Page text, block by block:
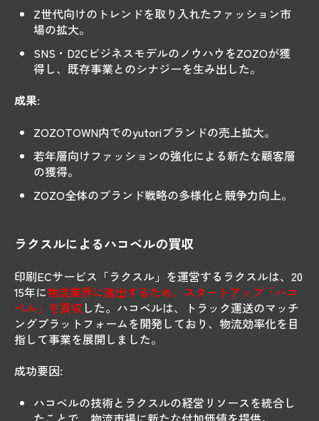
Z世代向けのトレンドを取り入れたファッション市
場の拡大。
SNS・D2CビジネスモデルのノウハウをZOZOが獲
得し、既存事業とのシナジーを生み出した。
成果:
ZOZOTOWN内でのyutoriブランドの売上拡大。
若年層向けファッションの強化による新たな顧客層
の獲得。
ZOZO全体のブランド戦略の多様化と競争力向上。
ラクスルによるハコベルの買収
印刷ECサービス「ラクスル」を運営するラクスルは、20
15年に物流業界に進出するため、スタートアップ「ハコ
ベル」を買収した。ハコベルは、トラック運送のマッチ
ングプラットフォームを開発しており、物流効率化を目
指して事業を展開しました。
成功要因:
ハコベルの技術とラクスルの経営リソースを統合し